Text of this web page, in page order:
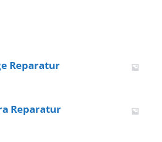
Reparatur
Reparatur